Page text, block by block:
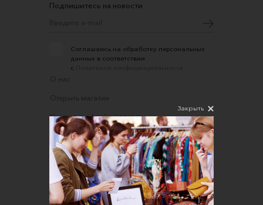
Подпишитесь на новости
Соглашаюсь на обработку персональных
данных в соответствии
с
О нас
Открыть магазин
Участие в офлайн-маркете
FAQ
Требования к фотографиям
Обратная связь
Соглашение об оказании услуг
Закрыть